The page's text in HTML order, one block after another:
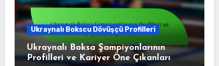
Ukraynalı Bokscu Dövüşçü Profilleri
Ukraynalı Boksa Şampiyonlarının
Profilleri ve Kariyer Öne Çıkanları